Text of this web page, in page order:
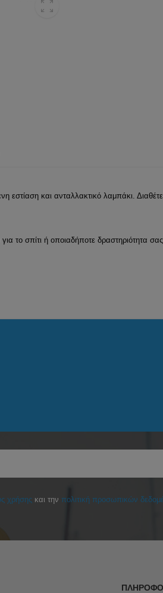
εστίαση και ανταλλακτικό λαμπάκι.
το σπίτι ή οποιαδήποτε δραστηριότητα
χρήσης και τηνπολιτική προσωπικών